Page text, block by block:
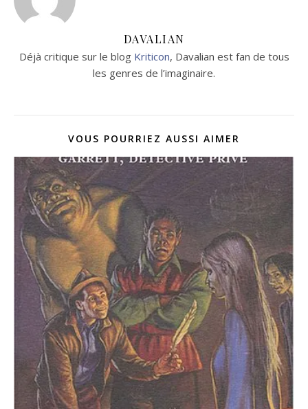
DAVALIAN
Déjà critique sur le blog Kriticon, Davalian est fan de tous
les genres de l’imaginaire.
VOUS POURRIEZ AUSSI AIMER